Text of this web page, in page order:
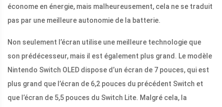
économe en énergie, mais malheureusement, cela ne se traduit
pas par une meilleure autonomie de la batterie.
Non seulement l’écran utilise une meilleure technologie que
son prédécesseur, mais il est également plus grand. Le modèle
Nintendo Switch OLED dispose d’un écran de 7 pouces, qui est
plus grand que l’écran de 6,2 pouces du précédent Switch et
que l’écran de 5,5 pouces du Switch Lite. Malgré cela, la